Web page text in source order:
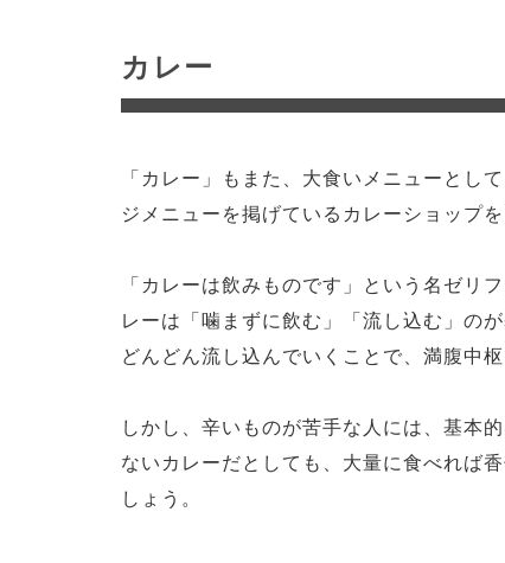
カレー
「カレー」もまた、大食いメニューとし
ジメニューを掲げているカレーショップ
「カレーは飲みものです」という名ゼリ
レーは「噛まずに飲む」「流し込む」の
どんどん流し込んでいくことで、満腹中
しかし、辛いものが苦手な人には、基本
ないカレーだとしても、大量に食べれば
しょう。